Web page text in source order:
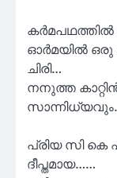
ഓർമയിൽ ഒരു
ചിരി…
നനുത്ത
പ്രിയ സി
ദീപ്തമായ……